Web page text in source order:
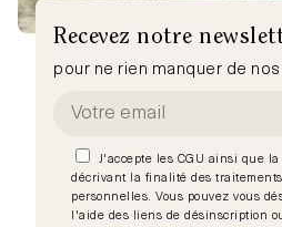
Recevez notre
pour ne rien manquer de
J'accepte les CGU ainsi que
décrivant la finalité des
personnelles. Vous pouvez vous
l'aide des liens de désinscription